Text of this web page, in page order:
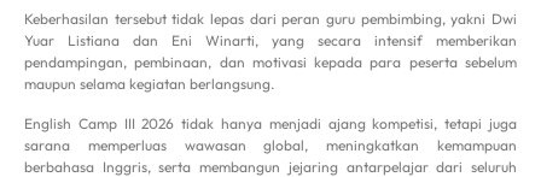
Keberhasilan tersebut tidak lepas dari peran guru pembimbing, yakni Dwi
Yuar Listiana dan Eni Winarti, yang secara intensif memberikan
pendampingan, pembinaan, dan motivasi kepada para peserta sebelum
maupun selama kegiatan berlangsung.
English Camp III 2026 tidak hanya menjadi ajang kompetisi, tetapi juga
sarana memperluas wawasan global, meningkatkan kemampuan
berbahasa Inggris, serta membangun jejaring antarpelajar dari seluruh